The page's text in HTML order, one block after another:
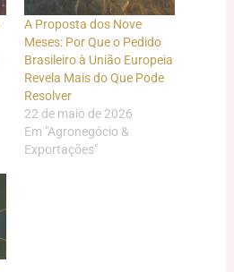
A Proposta dos Nove
Meses: Por Que o Pedido
Brasileiro à União Europeia
Revela Mais do Que Pode
Resolver
22 de maio de 2026
Em "Agronegócio &
Exportações"